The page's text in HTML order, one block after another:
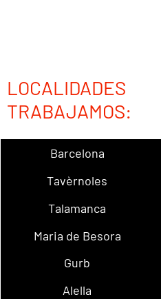
TRABAJAMOS:
Barcelona
Tavèrnoles
Talamanca
Maria de Besora
Gurb
Alella